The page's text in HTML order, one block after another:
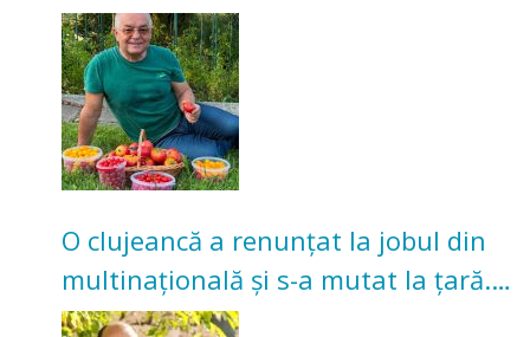
nu poate oferi această satisfacție”
O clujeancă a renunțat la jobul din
multinațională și s-a mutat la țară.
Acum cultivă legume în grădina